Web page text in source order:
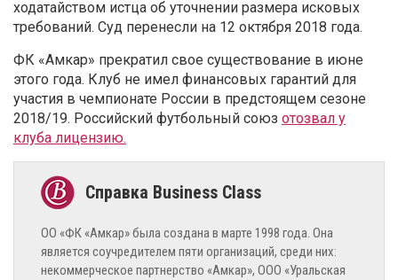
ходатайством истца об уточнении размера исковых
требований. Суд перенесли на 12 октября 2018 года.
ФК «Амкар» прекратил свое существование в июне
этого года. Клуб не имел финансовых гарантий для
участия в чемпионате России в предстоящем сезоне
2018/19. Российский футбольный союз отозвал у
клуба лицензию.
ОО «ФК «Амкар» была создана в марте 1998 года. Она
является соучредителем пяти организаций, среди них:
некоммерческое партнерство «Амкар», ООО «Уральская